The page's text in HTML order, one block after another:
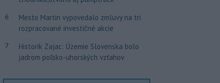
6
Mesto Martin vypovedalo zmluvy na tri
rozpracované investičné akcie
7
Historik Zajac: Územie Slovenska bolo
jadrom poľsko-uhorských vzťahov